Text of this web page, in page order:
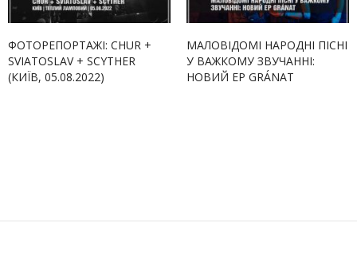
ФОТОРЕПОРТАЖІ: CHUR +
SVIATOSLAV + SCYTHER
(КИЇВ, 05.08.2022)
МАЛОВІДОМІ НАРОДНІ ПІСНІ
У ВАЖКОМУ ЗВУЧАННІ:
НОВИЙ EP GRÁNAT